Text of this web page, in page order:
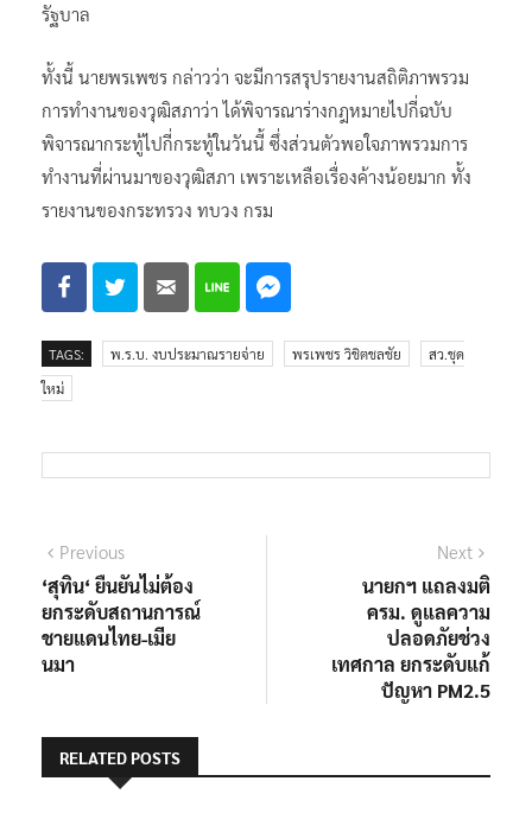
รัฐบาล
ทั้งนี้ นายพรเพชร กล่าวว่า จะมีการสรุปรายงานสถิติภาพรวม
การทำงานของวุฒิสภาว่า ได้พิจารณาร่างกฎหมายไปกี่ฉบับ
พิจารณากระทู้ไปกี่กระทู้ในวันนี้ ซึ่งส่วนตัวพอใจภาพรวมการ
ทำงานที่ผ่านมาของวุฒิสภา เพราะเหลือเรื่องค้างน้อยมาก ทั้ง
รายงานของกระทรวง ทบวง กรม
TAGS: พ.ร.บ. งบประมาณรายจ่าย พรเพชร วิชิตชลชัย
สว.ชุด
ใหม่
แนะแนว
เรื่อง
PreviousPrevious
post:
‘สุทิน‘ ยืนยันไม่ต้อง
ยกระดับสถานการณ์
ชายแดนไทย-เมีย
นมา
Next
นายกฯ แถลงมติ
ครม. ดูแลความ
ปลอดภัยช่วง
เทศกาล ยกระดับแก้
ปัญหา PM2.5
RELATED POSTS